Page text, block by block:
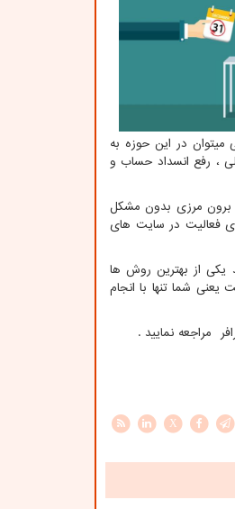
در این حوزه به
، رفع انسداد حساب و
برون مرزی بدون مشکل
فعالیت در سایت های
یکی از بهترین روش ها
شما تنها با انجام
مراجعه نمایید .
X